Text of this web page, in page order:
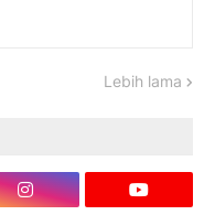
Lebih lama